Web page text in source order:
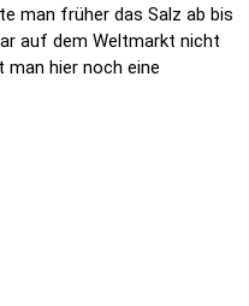
man früher das Salz ab bis
auf dem Weltmarkt nicht
hier noch eine